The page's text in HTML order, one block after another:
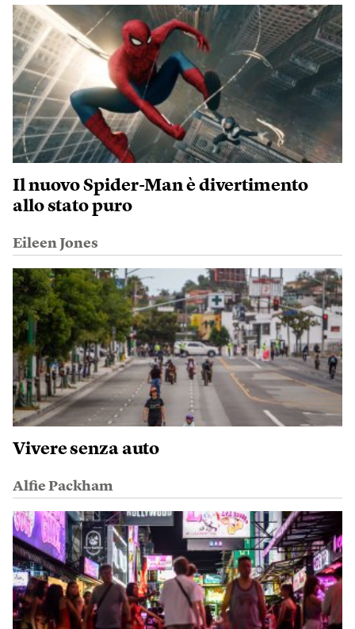
Il nuovo Spider-Man è divertimento
allo stato puro
Eileen Jones
Vivere senza auto
Alfie Packham